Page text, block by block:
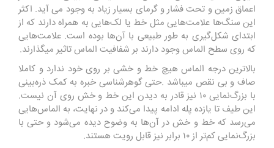
اعماق زمین و تحت فشار و گرمای بسیار زیاد به وجود می آید. اکثر
این سنگ‌ها علامت‌هایی مثل خط یا لک‌هایی به همراه دارند که از
ابتدای شکل‌گیری به طور طبیعی با آن‌ها بوده است. علامت‌هایی
که روی سطح الماس وجود دارند بر شفافیت الماس تاثیر میگذارند.
بالاترین درجه الماس هیچ خط و خشی بر روی خود ندارد و کاملا
صاف و بی نقص میباشد .حتی گوهرشناسی خبره به کمک ذره‌بینی
با بزرگ‌نمایی ۱۰ نیز قادر به دیدن این خط و خش روی آن نیست.
این طیف تا یازده پله ادامه پیدا می‌کند و در نهایت، به الماس‌هایی
می‌رسد که خط و خش در آن‌ها به وضوح دیده‌ می‌شود و حتی با
بزرگ‌نمایی کم‌تر از ۱۰ برابر نیز قابل رویت هستند.